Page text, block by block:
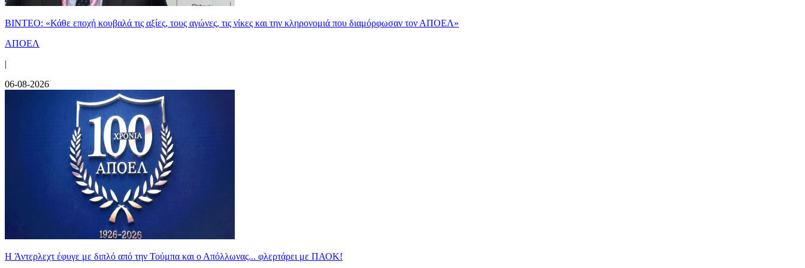
ΒΙΝΤΕΟ: «Κάθε εποχή κουβαλά τις αξίες, τους αγώνες, τις νίκες και την κληρονομιά που διαμόρφωσαν τον ΑΠΟΕΛ»
ΑΠΟΕΛ
|
06-08-2026
H Άντερλεχτ έφυγε με διπλό από την Τούμπα και ο Απόλλωνας... φλερτάρει με ΠΑΟΚ!